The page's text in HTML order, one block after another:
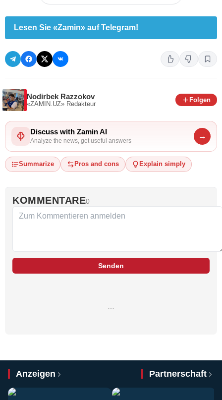
Lesen Sie «Zamin» auf Telegram!
Nodirbek Razzokov
«ZAMIN.UZ» Redakteur
Folgen
Discuss with Zamin AI
Analyze the news, get useful answers
→
Summarize Pros and cons Explain simply
KOMMENTARE0
Senden
Anzeigen Partnerschaft